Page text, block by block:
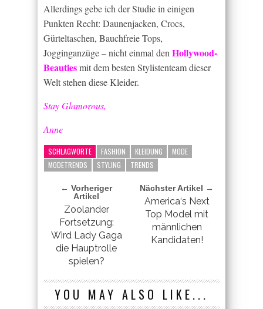
Allerdings gebe ich der Studie in einigen
Punkten Recht: Daunenjacken, Crocs,
Gürteltaschen, Bauchfreie Tops,
Jogginganzüge – nicht einmal den Hollywood-
Beautiesmit dem besten Stylistenteam dieser
Welt stehen diese Kleider.
Stay Glamorous,
Anne
SCHLAGWORTE FASHION KLEIDUNG
MODE
MODETRENDS
STYLING TRENDS
← Vorheriger
Artikel
Zoolander
Fortsetzung:
Wird Lady Gaga
die Hauptrolle
spielen?
Nächster Artikel →
America‘s Next
Top Model mit
männlichen
Kandidaten!
YOU MAY ALSO LIKE...